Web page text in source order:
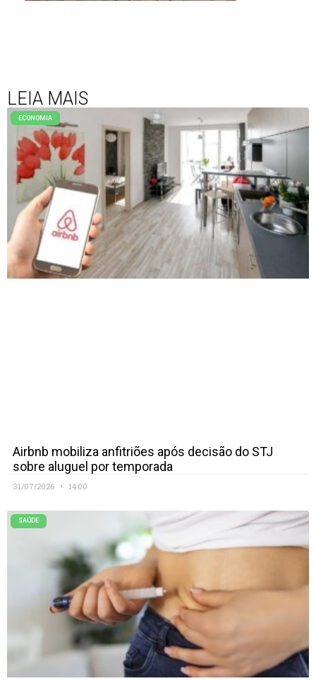
LEIA MAIS
ECONOMIA
Airbnb mobiliza anfitriões após decisão do STJ
sobre aluguel por temporada
31/07/2026 14:00
SAÚDE